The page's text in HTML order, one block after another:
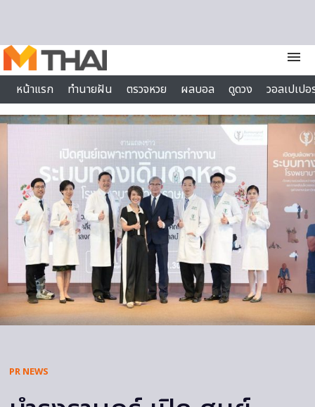
menu
หน้าแรก
ทำนายฝัน ตรวจหวย ผลบอล ดูดวง
วอลเปเป
ไลฟ์สไตล์
PR NEWS